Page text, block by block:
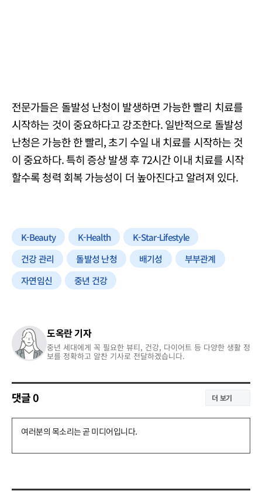
전문가들은 돌발성 난청이 발생하면 가능한 빨리 치료를
시작하는 것이 중요하다고 강조한다. 일반적으로 돌발성
난청은 가능한 한 빨리, 초기 수일 내 치료를 시작하는 것
이 중요하다. 특히 증상 발생 후 72시간 이내 치료를 시작
할수록 청력 회복 가능성이 더 높아진다고 알려져 있다.
K-Beauty K-Health
K-Star-Lifestyle
건강 관리
돌발성 난청 배기성
부부관계
자연임신
중년 건강
도옥란 기자
중년 세대에게 꼭 필요한 뷰티, 건강, 다이어트 등 다양한 생활 정
보를 정확하고 알찬 기사로 전달하겠습니다.
댓글0 더 보기
댓
기